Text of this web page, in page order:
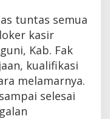
tuntas semua
kasir
Kab. Fak
kualifikasi
melamarnya.
selesai